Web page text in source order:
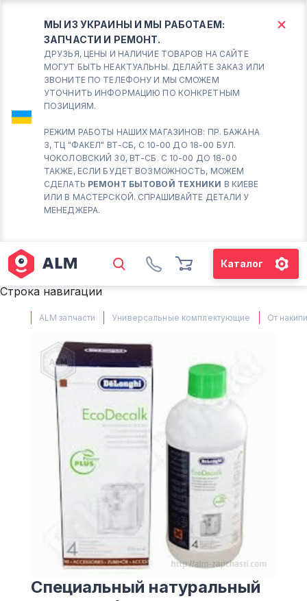
МЫ ИЗ УКРАИНЫ И МЫ РАБОТАЕМ:
ЗАПЧАСТИ И РЕМОНТ.
ДРУЗЬЯ, ЦЕНЫ И НАЛИЧИЕ ТОВАРОВ НА САЙТЕ
МОГУТ БЫТЬ НЕАКТУАЛЬНЫ. ДЕЛАЙТЕ ЗАКАЗ ИЛИ
ЗВОНИТЕ ПО ТЕЛЕФОНУ И МЫ СМОЖЕМ
УТОЧНИТЬ ИНФОРМАЦИЮ ПО КОНКРЕТНЫМ
ПОЗИЦИЯМ.
РЕЖИМ РАБОТЫ НАШИХ МАГАЗИНОВ: ПР. БАЖАНА
3, ТЦ "ФАКЕЛ" ВТ-СБ, С 10-00 ДО 18-00 БУЛ.
ЧОКОЛОВСКИЙ 30, ВТ-СБ. С 10-00 ДО 18-00
ТАКЖЕ, ЕСЛИ БУДЕТ ВОЗМОЖНОСТЬ, МОЖЕМ
СДЕЛАТЬ РЕМОНТ БЫТОВОЙ ТЕХНИКИ В КИЕВЕ
ИЛИ В МАСТЕРСКОЙ. СПРАШИВАЙТЕ ДЕТАЛИ У
МЕНЕДЖЕРА.
Каталог
КИЕВ БОРИСПОЛЬ
Вт.- Сб.
10:00 - 18:00
Соломенский район - ВТ-
СБ. с 10-00 до 18-00
(098) 672 76 42
(063) 722 37 14
М. ХАРЬКОВСКАЯ - ВТ-СБ, С
(067) 385 27 70
(063) 527 27 00
(044) 332 76 42
КАРТА
Строка навигации
ALM запчасти Универсальные комплектующие От
Специальный натуральный